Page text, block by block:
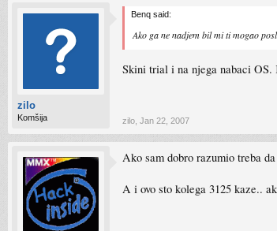
zilo
Komšija
Benq said:
Ako ga ne nadjem bil mi ti mogao
Skini trial i na njega nabaci OS.
zilo Jan 22, 2007
Ako sam dobro razumio treba
A i ovo sto kolega 3125 kaze..